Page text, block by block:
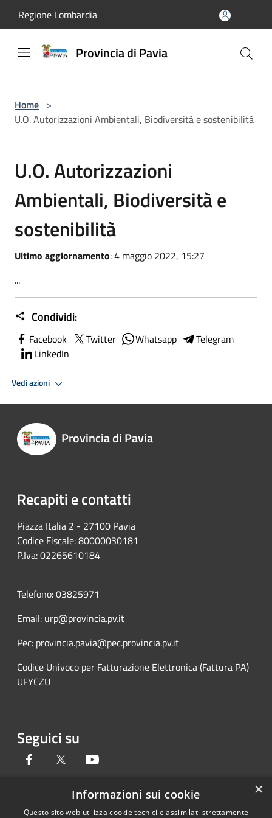
Regione Lombardia
Provincia di Pavia
Home >
U.O. Autorizzazioni Ambientali, Biodiversità e sostenibilità
U.O. Autorizzazioni
Ambientali, Biodiversità e
sostenibilità
Ultimo aggiornamento: 4 maggio 2022, 15:27
...
Condividi:
Facebook Twitter Whatsapp
Telegram
LinkedIn
Vedi azioni
Provincia di Pavia
Recapiti e contatti
Piazza Italia 2 - 27100 Pavia
Codice Fiscale: 80000030181
P.Iva: 02265610184
Telefono: 03825971
Email: urp@provincia.pv.it
Pec: provincia.pavia@pec.provincia.pv.it
Codice Univoco per Fatturazione Elettronica (Fattura PA)
UFYCZU
Seguici su
Facebook Twitter
×
Informazioni sui cookie
Questo sito web utilizza cookie tecnici e assimilati strettamente